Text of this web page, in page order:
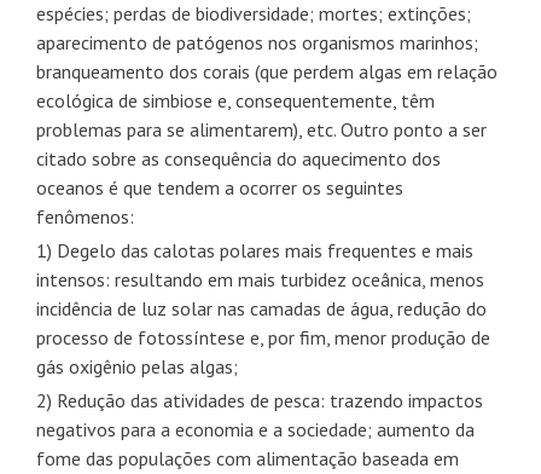
espécies; perdas de biodiversidade; mortes; extinções;
aparecimento de patógenos nos organismos marinhos;
branqueamento dos corais (que perdem algas em relação
ecológica de simbiose e, consequentemente, têm
problemas para se alimentarem), etc. Outro ponto a ser
citado sobre as consequência do aquecimento dos
oceanos é que tendem a ocorrer os seguintes
fenômenos:
1) Degelo das calotas polares mais frequentes e mais
intensos: resultando em mais turbidez oceânica, menos
incidência de luz solar nas camadas de água, redução do
processo de fotossíntese e, por fim, menor produção de
gás oxigênio pelas algas;
2) Redução das atividades de pesca: trazendo impactos
negativos para a economia e a sociedade; aumento da
fome das populações com alimentação baseada em